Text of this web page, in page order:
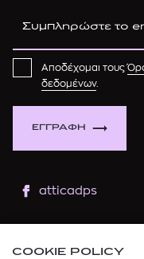
ΕΓΓΡΑΦΗ
Αποδέχομαι τους
δεδομένων.
atticadps
COOKIE POLICY